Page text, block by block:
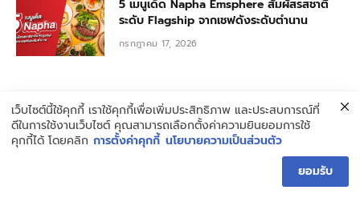
5 เมนูเด็ด Napha Emsphere สัมผัสรสชาติ
ระดับ Flagship จากเชฟดังระดับตำนาน
กรกฎาคม 17, 2026
เว็บไซต์นี้ใช้คุกกี้ เราใช้คุกกี้เพื่อเพิ่มประสิทธิภาพ และประสบการณ์ที่
ดีในการใช้งานเว็บไซต์ คุณสามารถเลือกตั้งค่าความยินยอมการใช้
คุกกี้ได้ โดยคลิก การตั้งค่าคุกกี้ นโยบายความเป็นส่วนตัว
ยอมรับ